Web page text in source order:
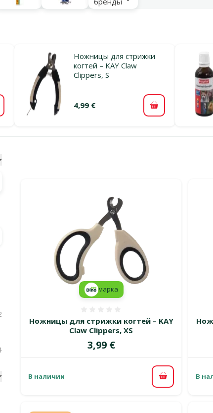
Ножницы для стрижки
когтей – KAY Claw
Clippers, S
4,99 € В корзину
Ножницы для стрижки когтей – KAY
Claw Clippers, XS
Цена
3,99 €
марка
В наличии В корзину
В